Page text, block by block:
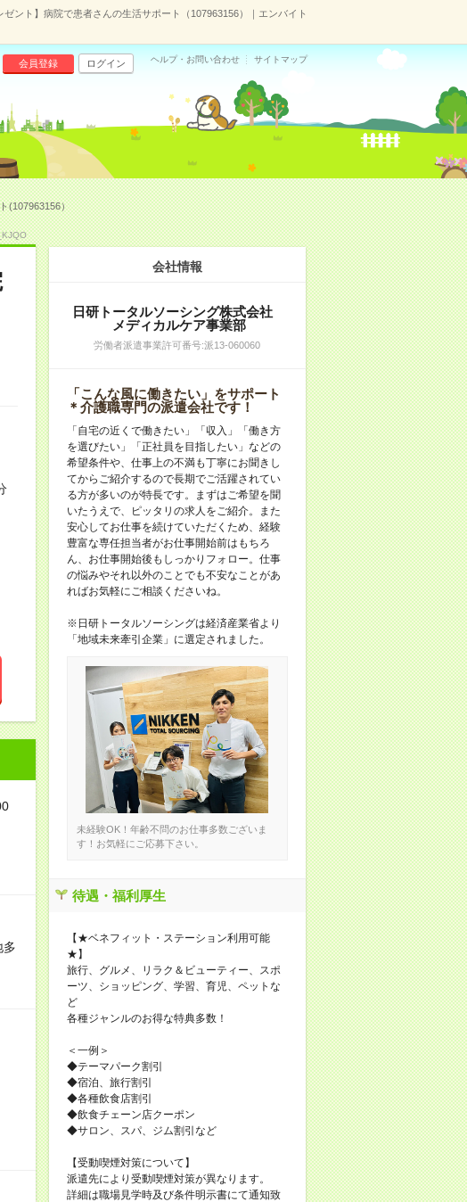
ント】病院で患者さんの生活サポート（107963156）｜エンバイト
会員登録 ログイン ヘルプ・お問い合わせ サイトマップ
(107963156）
多
会社情報
日研トータルソーシング株式会社
メディカルケア事業部
労働者派遣事業許可番号:派13-060060
「こんな風に働きたい」をサポート
＊介護職専門の派遣会社です！
「自宅の近くで働きたい」「収入」「働き方
を選びたい」「正社員を目指したい」などの
希望条件や、仕事上の不満も丁寧にお聞きし
てからご紹介するので長期でご活躍されてい
る方が多いのが特長です。まずはご希望を聞
いたうえで、ピッタリの求人をご紹介。また
安心してお仕事を続けていただくため、経験
豊富な専任担当者がお仕事開始前はもちろ
ん、お仕事開始後もしっかりフォロー。仕事
の悩みやそれ以外のことでも不安なことがあ
ればお気軽にご相談くださいね。
※日研トータルソーシングは経済産業省より
「地域未来牽引企業」に選定されました。
未経験OK！年齢不問のお仕事多数ございま
す！お気軽にご応募下さい。
待遇・福利厚生
【★ベネフィット・ステーション利用可能
★】
旅行、グルメ、リラク＆ビューティー、スポ
ーツ、ショッピング、学習、育児、ペットな
ど
各種ジャンルのお得な特典多数！
＜一例＞
◆テーマパーク割引
◆宿泊、旅行割引
◆各種飲食店割引
◆飲食チェーン店クーポン
◆サロン、スパ、ジム割引など
【受動喫煙対策について】
派遣先により受動喫煙対策が異なります。
詳細は職場見学時及び条件明示書にて通知致